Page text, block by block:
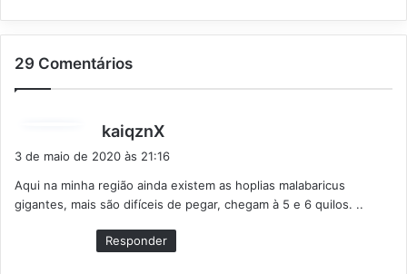
29 Comentários
kaiqznX
s
e
:
3 de maio de 2020 às 21:16
Aqui na minha região ainda existem as hoplias malabaricus
gigantes, mais são difíceis de pegar, chegam à 5 e 6 quilos. ..
Responder